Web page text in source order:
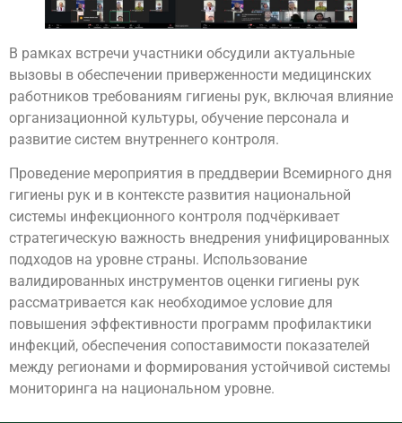
В рамках встречи участники обсудили актуальные
вызовы в обеспечении приверженности медицинских
работников требованиям гигиены рук, включая влияние
организационной культуры, обучение персонала и
развитие систем внутреннего контроля.
Проведение мероприятия в преддверии Всемирного дня
гигиены рук и в контексте развития национальной
системы инфекционного контроля подчёркивает
стратегическую важность внедрения унифицированных
подходов на уровне страны. Использование
валидированных инструментов оценки гигиены рук
рассматривается как необходимое условие для
повышения эффективности программ профилактики
инфекций, обеспечения сопоставимости показателей
между регионами и формирования устойчивой системы
мониторинга на национальном уровне.